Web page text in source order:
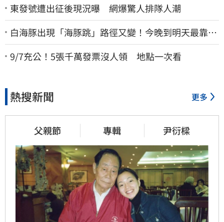
東發號遭出征後現況曝 網爆驚人排隊人潮
白海豚出現「海豚跳」路徑又變！今晚到明天最靠
近 風雨搖滾區曝光
9/7充公！5張千萬發票沒人領 地點一次看
熱搜新聞 更多
父親節 專輯 尹衍樑